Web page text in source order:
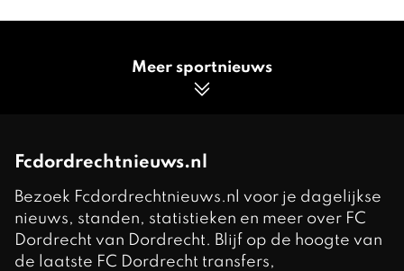
Meer sportnieuws
Fcdordrechtnieuws.nl
Bezoek Fcdordrechtnieuws.nl voor je dagelijkse
nieuws, standen, statistieken en meer over FC
Dordrecht van Dordrecht. Blijf op de hoogte van
de laatste FC Dordrecht transfers,